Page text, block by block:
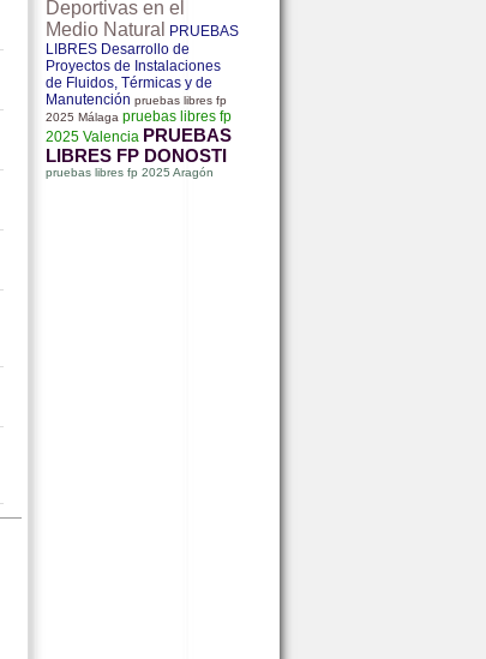
Deportivas en el
Medio Natural
PRUEBAS
LIBRES Desarrollo de
Proyectos de Instalaciones
de Fluidos, Térmicas y de
Manutención pruebas libres fp
2025 Málaga pruebas libres fp
2025 Valencia PRUEBAS
LIBRES FP DONOSTI
pruebas libres fp 2025 Aragón